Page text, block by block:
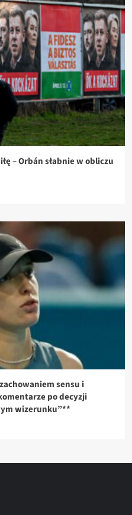
– Orbán słabnie w obliczu
sensu i
po decyzji
wizerunku”**